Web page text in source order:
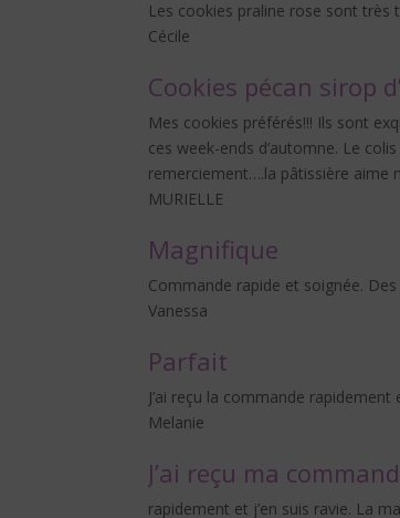
Les cookies praline rose sont très
Cécile
Cookies pécan sirop
Mes cookies préférés!!! Ils sont
ces week-ends d’automne. Le
remerciement….la pâtissière aime
MURIELLE
Magnifique
Commande rapide et soignée.
Vanessa
Parfait
J’ai reçu la commande
Melanie
J’ai reçu ma
rapidement et j’en suis ravie. La